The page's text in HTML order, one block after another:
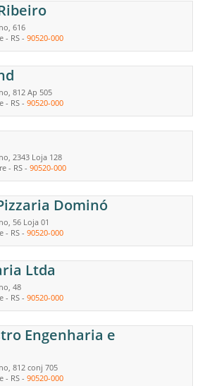
616
- RS - 90520-000
812 Ap 505
- RS - 90520-000
2343 Loja 128
- RS - 90520-000
Dominó
56 Loja 01
- RS - 90520-000
Ltda
48
- RS - 90520-000
Engenharia e
812 conj 705
- RS - 90520-000